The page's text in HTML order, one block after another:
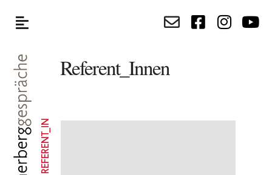
Referent_Innen
REFERENT_IN